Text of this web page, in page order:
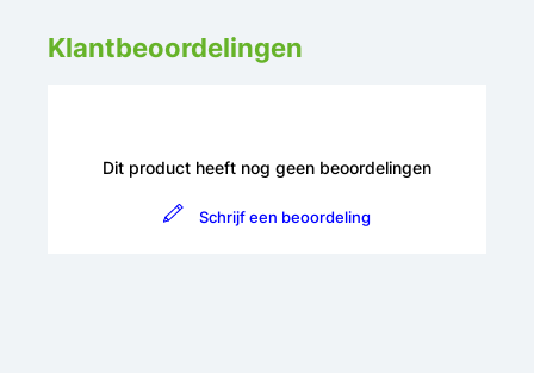
Klantbeoordelingen
Dit product heeft nog geen beoordelingen
Schrijf een beoordeling